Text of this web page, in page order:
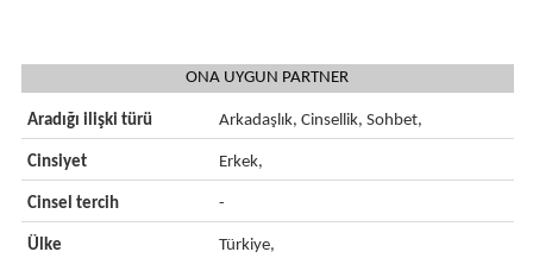
ONA UYGUN PARTNER
Aradığı ilişki türü Arkadaşlık, Cinsellik, Sohbet,
Cinsiyet Erkek,
Cinsel tercih -
Ülke Türkiye,